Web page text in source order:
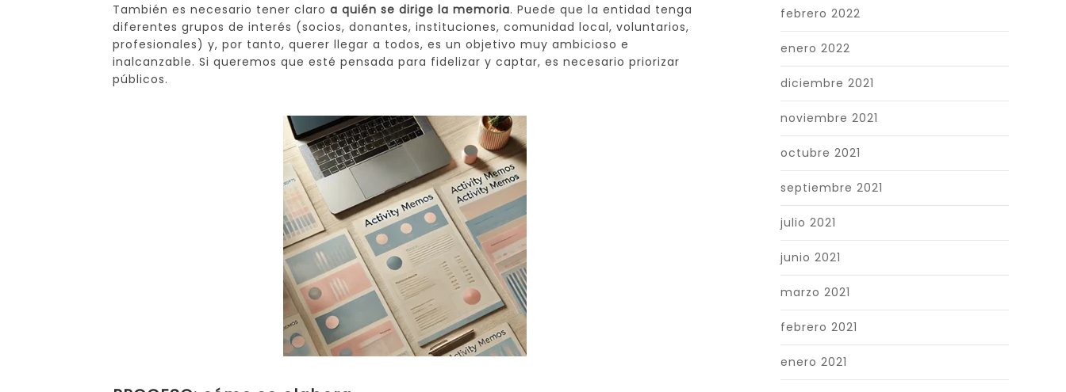
También es necesario tener claroa quién se dirige la memoria. Puede que la entidad tenga
diferentes grupos de interés (socios, donantes, instituciones, comunidad local, voluntarios,
profesionales) y, por tanto, querer llegar a todos, es un objetivo muy ambicioso e
inalcanzable. Si queremos que esté pensada para fidelizar y captar, es necesario priorizar
públicos.
febrero 2022
enero 2022
diciembre 2021
noviembre 2021
octubre 2021
septiembre 2021
julio 2021
junio 2021
marzo 2021
febrero 2021
enero 2021